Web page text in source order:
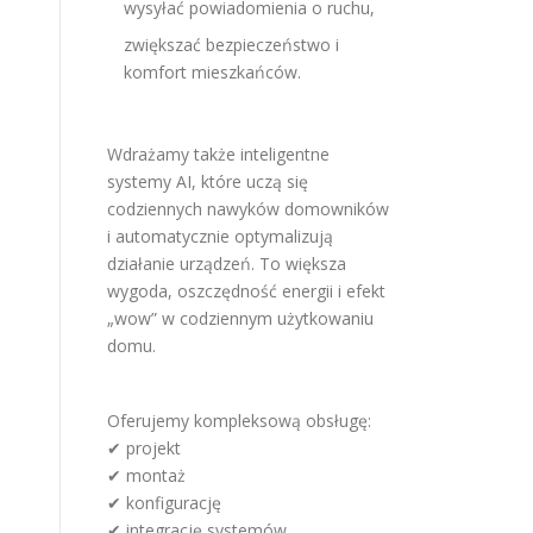
wysyłać powiadomienia o ruchu,
zwiększać bezpieczeństwo i
komfort mieszkańców.
Wdrażamy także inteligentne
systemy AI, które uczą się
codziennych nawyków domowników
i automatycznie optymalizują
działanie urządzeń. To większa
wygoda, oszczędność energii i efekt
„wow” w codziennym użytkowaniu
domu.
Oferujemy kompleksową obsługę:
✔ projekt
✔ montaż
✔ konfigurację